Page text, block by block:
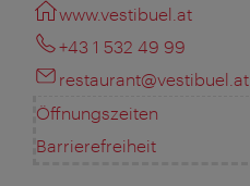
www.vestibuel.at
+43 1 532 49 99
restaurant@vestibuel.at
Öffnungszeiten
Barrierefreiheit